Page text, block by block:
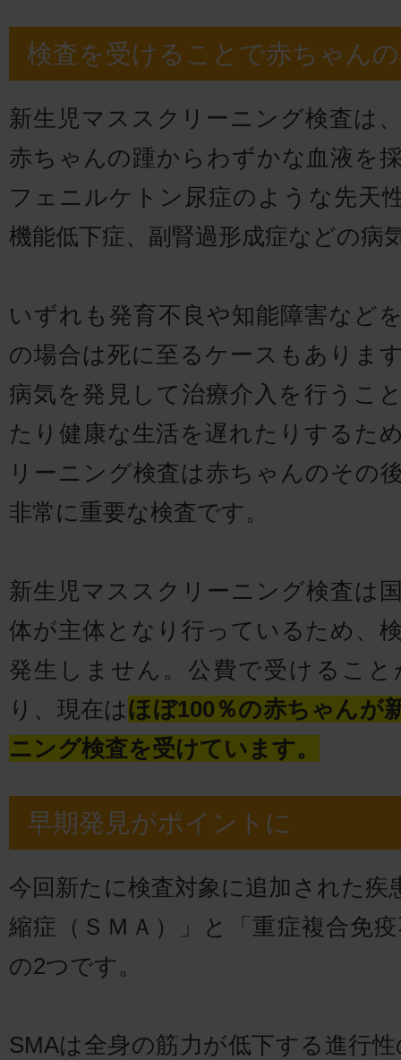
検査を受けることで赤ちゃん
新生児マススクリーニング検査は
赤ちゃんの踵からわずかな血液を
フェニルケトン尿症のような先天
機能低下症、副腎過形成症などの病
いずれも発育不良や知能障害など
の場合は死に至るケースもありま
病気を発見して治療介入を行うこ
たり健康な生活を遅れたりするた
リーニング検査は赤ちゃんのその
非常に重要な検査です。
新生児マススクリーニング検査は
体が主体となり行っているため、
発生しません。公費で受けるこ
り、現在はほぼ100％の赤ちゃんが
ニング検査を受けています。
早期発見がポイントに
今回新たに検査対象に追加された疾
縮症（ＳＭＡ）」と「重症複合免
の2つです。
SMAは全身の筋力が低下する進行